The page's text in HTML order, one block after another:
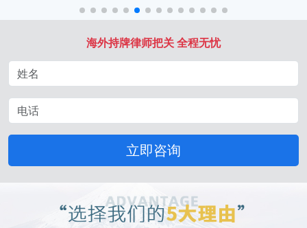
海外持牌律师把关 全程无忧
立即咨询